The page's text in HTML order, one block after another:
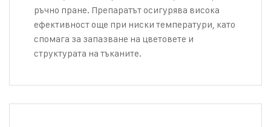
ръчно пране. Препаратът осигурява висока
ефективност още при ниски температури, като
спомага за запазване на цветовете и
структурата на тъканите.